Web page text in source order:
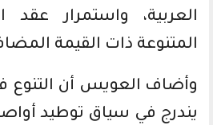
العربية، واستمرار عقد
المتنوعة ذات القيمة
وأضاف العويس أن التنوع
يندرج في سياق توطيد